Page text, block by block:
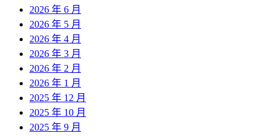
2026 年 6 月
2026 年 5 月
2026 年 4 月
2026 年 3 月
2026 年 2 月
2026 年 1 月
2025 年 12 月
2025 年 10 月
2025 年 9 月